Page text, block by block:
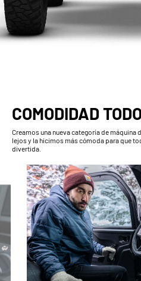
COMODIDAD
Creamos una nueva categoría de máquina
lejos y la hicimos más cómoda para que
divertida.